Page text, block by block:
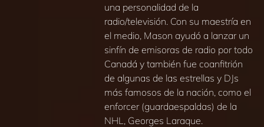
una personalidad de la
radio/televisión. Con su maestría en
el medio, Mason ayudó a lanzar un
sinfín de emisoras de radio por todo
Canadá y también fue coanfitrión
de algunas de las estrellas y DJs
más famosos de la nación, como el
enforcer (guardaespaldas) de la
NHL, Georges Laraque.